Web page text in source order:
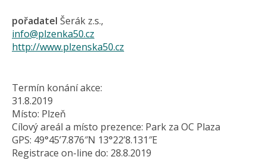
pořadatel Šerák z.s.,
info@plzenka50.cz
http://www.plzenska50.cz
Termín konání akce:
31.8.2019
Místo: Plzeň
Cílový areál a místo prezence: Park za OC Plaza
GPS: 49°45’7.876″N 13°22’8.131″E
Registrace on-line do: 28.8.2019